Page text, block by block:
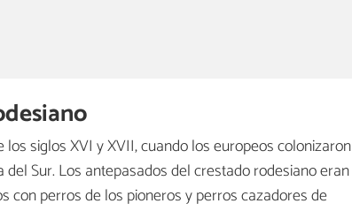
siglos XVI y XVII, cuando los europeos colonizaron
Sur. Los antepasados del crestado rodesiano eran
con perros de los pioneros y perros cazadores de